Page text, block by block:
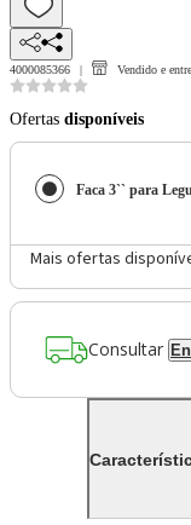
4000085366 Vendido e
Ofertas disponíveis
Mais ofertas
Consultar